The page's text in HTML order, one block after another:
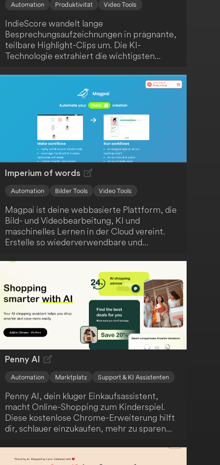
Automation Produktivität Video Tools
IndieScore wandelt lange
Besprechungsaufzeichnungen in prägnante,
teilbare Highlight-Clips um. Die KI-
Technologie extrahiert die wichtigsten
Team oder deine Kunden nur mit den
relevantesten Informationen versorgt
werden. Profitiere von einer effizienten und
ansprechenden Kommunikation.
Imperium of words
Automation Bilder Tools Video Tools
Magpai ist deine webbasierte Plattform, die
Bild- und Videobearbeitung, KI und
maschinelles Lernen in der Cloud vereint.
Erstelle so wiederverwendbare und
hinaus fördert Magpai die Zusammenarbeit,
indem es Bearbeitungsknotenpunkte für dein
gesamtes Team zugänglich macht.
Penny AI
Automation Marktplatz Support & KI Assistenten
Penny AI, dein kluger Einkaufsassistent,
macht Online-Shopping zum Kinderspiel.
Diese kostenlose Chrome-Erweiterung hilft
dir, schlauer einzukaufen, mehr zu sparen
treffen. Mit Funktionen wie Preisvergleich,
Entdeckung ähnlicher Artikel und